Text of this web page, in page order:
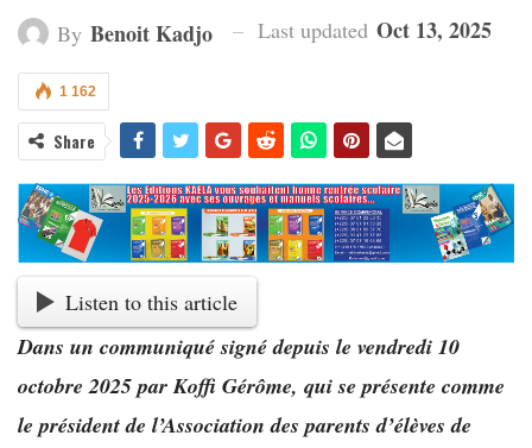
By Benoit Kadjo Last updated Oct 13, 2025
1 162
Share
Listen to this article
Dans un communiqué signé depuis le vendredi 10
octobre 2025 par Koffi Gérôme, qui se présente comme
le président de l’Association des parents d’élèves de